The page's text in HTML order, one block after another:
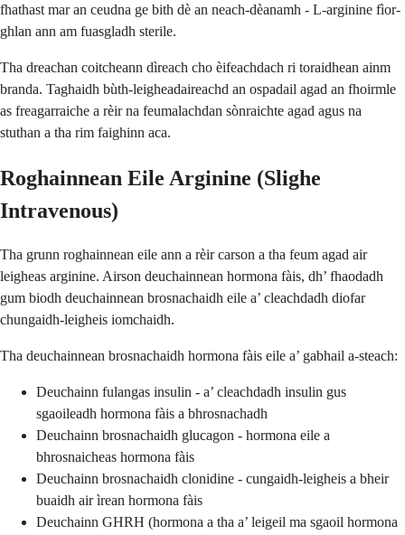
fhathast mar an ceudna ge bith dè an neach-dèanamh - L-arginine fìor-
ghlan ann am fuasgladh sterile.
Tha dreachan coitcheann dìreach cho èifeachdach ri toraidhean ainm
branda. Taghaidh bùth-leigheadaireachd an ospadail agad an fhoirmle
as freagarraiche a rèir na feumalachdan sònraichte agad agus na
stuthan a tha rim faighinn aca.
Roghainnean Eile Arginine (Slighe
Intravenous)
Tha grunn roghainnean eile ann a rèir carson a tha feum agad air
leigheas arginine. Airson deuchainnean hormona fàis, dh’ fhaodadh
gum biodh deuchainnean brosnachaidh eile a’ cleachdadh diofar
chungaidh-leigheis iomchaidh.
Tha deuchainnean brosnachaidh hormona fàis eile a’ gabhail a-steach:
Deuchainn fulangas insulin - a’ cleachdadh insulin gus
sgaoileadh hormona fàis a bhrosnachadh
Deuchainn brosnachaidh glucagon - hormona eile a
bhrosnaicheas hormona fàis
Deuchainn brosnachaidh clonidine - cungaidh-leigheis a bheir
buaidh air ìrean hormona fàis
Deuchainn GHRH (hormona a tha a’ leigeil ma sgaoil hormona